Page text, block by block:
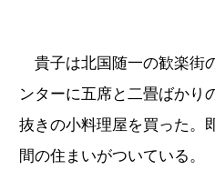
貴子は北国随一の歓楽街
ンターに五席と二畳ばかり
抜きの小料理屋を買った。
間の住まいがついている。